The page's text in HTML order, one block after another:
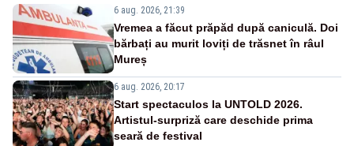
6 aug. 2026, 21:39
Vremea a făcut prăpăd după caniculă. Doi
bărbați au murit loviți de trăsnet în râul
Mureș
6 aug. 2026, 20:17
Start spectaculos la UNTOLD 2026.
Artistul-surpriză care deschide prima
seară de festival